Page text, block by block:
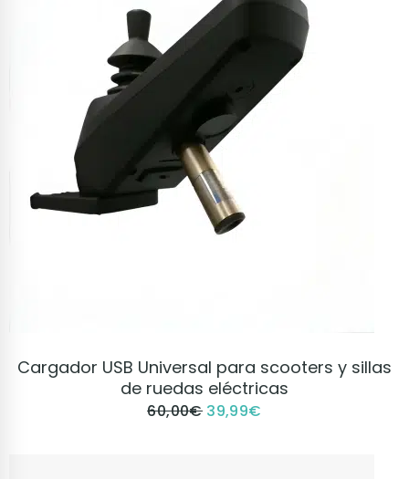
VER PRODUCTO
Cargador USB Universal para scooters y sillas
de ruedas eléctricas
60,00€ 39,99€